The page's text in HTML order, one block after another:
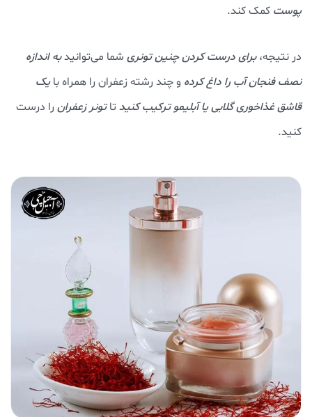
پوست کمک کند.
در نتیجه،برای درست کردن چنین تونری شما می‌توانیدبه اندازه
نصف فنجان آب را داغ کرده و چند رشته زعفران را همراه بایک
قاشق غذاخوری گلابی یا آبلیمو ترکیب کنید تاتونر زعفران را درست
کنید.